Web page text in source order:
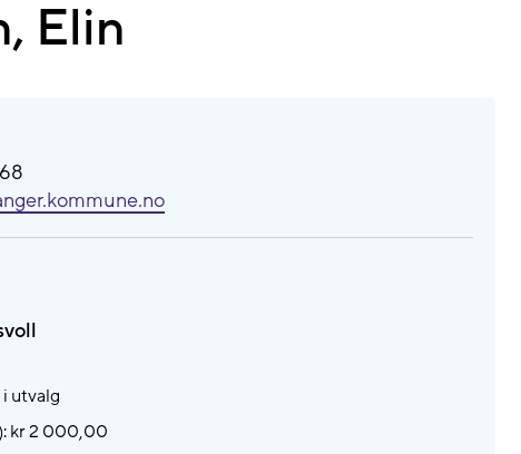
Elin
utvalg
kr 2 000,00